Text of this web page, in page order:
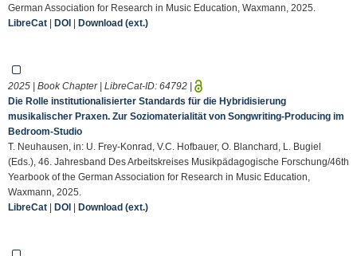
German Association for Research in Music Education, Waxmann, 2025.
LibreCat | DOI | Download (ext.)
2025 | Book Chapter | LibreCat-ID: 64792 |
Die Rolle institutionalisierter Standards für die Hybridisierung
musikalischer Praxen. Zur Soziomaterialität von Songwriting-Producing im
Bedroom-Studio
T. Neuhausen, in: U. Frey-Konrad, V.C. Hofbauer, O. Blanchard, L. Bugiel
(Eds.), 46. Jahresband Des Arbeitskreises Musikpädagogische Forschung/46th
Yearbook of the German Association for Research in Music Education,
Waxmann, 2025.
LibreCat | DOI | Download (ext.)